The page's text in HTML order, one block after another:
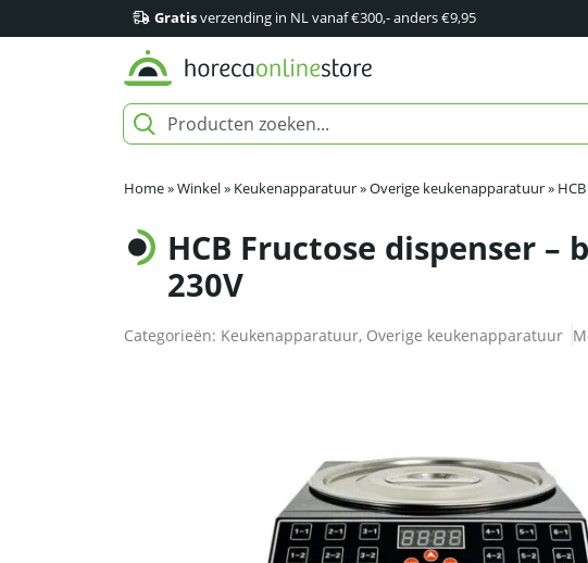
Gratisverzending in NL vanaf €300,- anders €9,95
Home»Winkel» Keukenapparatuur»Overige keukenapparatuur»
HCB Fructose dispenser –
230V
Categorieën: Keukenapparatuur, Overige keukenapparatuur